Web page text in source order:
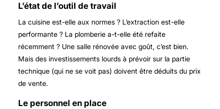
L’état de l’outil de travail
La cuisine est-elle aux normes ? L’extraction est-elle
performante ? La plomberie a-t-elle été refaite
récemment ? Une salle rénovée avec goût, c’est bien.
Mais des investissements lourds à prévoir sur la partie
technique (qui ne se voit pas) doivent être déduits du prix
de vente.
Le personnel en place